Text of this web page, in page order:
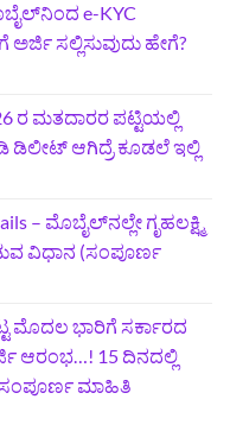
e-KYC
ಸಲ್ಲಿಸುವುದು ಹೇಗೆ?
ರ ಮತದಾರರ ಪಟ್ಟಿಯಲ್ಲಿ
ಆಗಿದ್ರೆ ಕೂಡಲೆ ಇಲ್ಲಿ
– ಮೊಬೈಲ್‌ನಲ್ಲೇ ಗೃಹಲಕ್ಷ್ಮಿ
ವಿಧಾನ (ಸಂಪೂರ್ಣ
ಮೊದಲ ಭಾರಿಗೆ ಸರ್ಕಾರದ
ಆರಂಭ…! 15 ದಿನದಲ್ಲಿ
ಸಂಪೂರ್ಣ ಮಾಹಿತಿ